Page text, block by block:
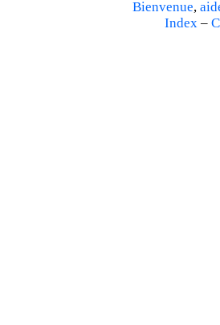
Bienvenue,
Index –